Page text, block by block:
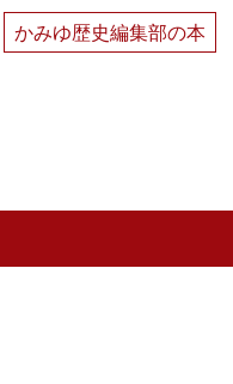
かみゆ歴史編集部の本